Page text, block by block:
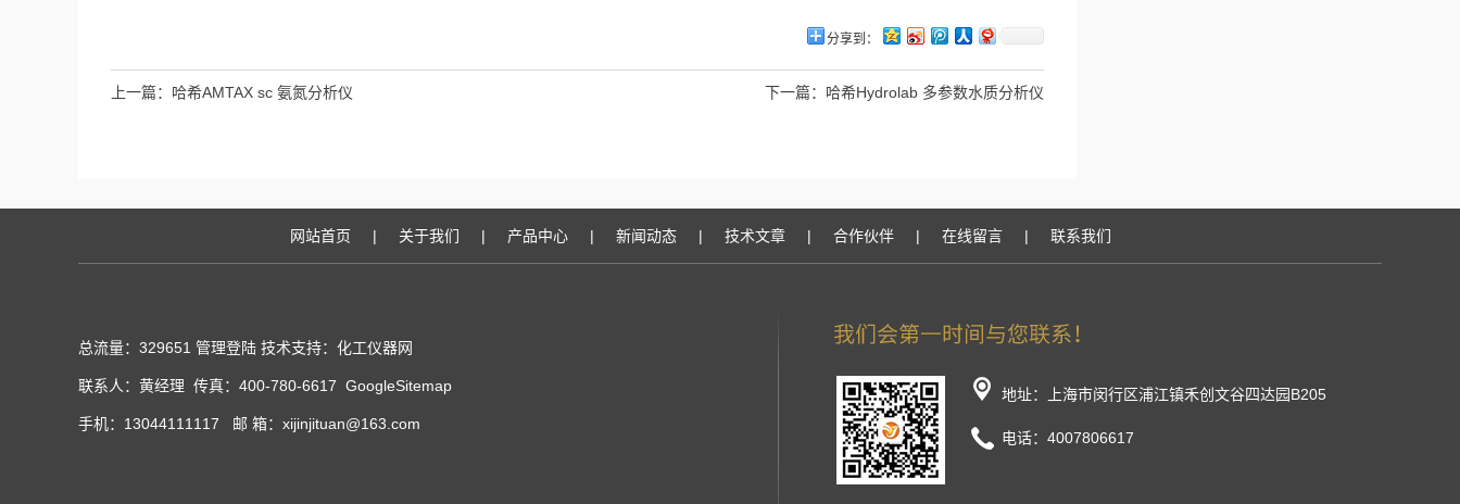
分享到：
上一篇： 哈希AMTAX sc 氨氮分析仪 下一篇： 哈希Hydrolab 多参数水质分析仪
网站首页 | 关于我们 | 产品中心 | 新闻动态 | 技术文章 | 合作伙伴 | 在线留言 | 联系我们
总流量：329651 管理登陆 技术支持：化工仪器网
联系人：黄经理 传真：400-780-6617 GoogleSitemap
手机：13044111117 邮 箱：xijinjituan@163.com
地址：上海市闵行区浦江镇禾创文谷四达园B205
电话：4007806617